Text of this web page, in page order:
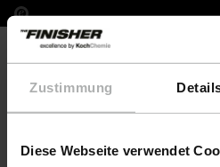
Zustimmung
Diese Webseite verwendet